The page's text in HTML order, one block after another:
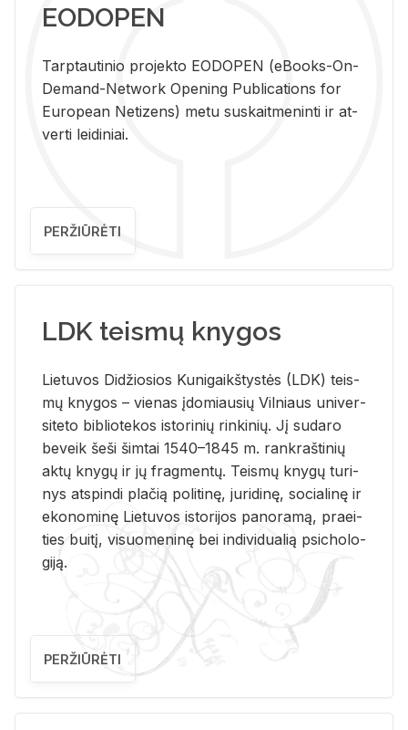
EODOPEN
Tarp­tau­ti­nio pro­jek­to EO­DO­PEN (eBo­oks-On-
De­mand-Ne­twork Ope­ning Pub­li­ca­tions for
Eu­ro­pe­an Ne­ti­zens) metu su­skait­me­nin­ti ir at­
ver­ti lei­di­niai.
PERŽIŪRĖTI
LDK teismų knygos
Lie­tu­vos Di­džio­sios Ku­ni­gaikš­tys­tės (LDK) teis­
mų kny­gos – vie­nas įdo­miau­sių Vil­niaus uni­ver­
si­te­to bi­b­lio­te­kos is­to­ri­nių rin­ki­nių. Jį su­da­ro
be­veik šeši šim­tai 1540–1845 m. rank­raš­ti­nių
aktų kny­gų ir jų frag­men­tų. Teis­mų kny­gų tu­ri­
nys at­spin­di pla­čią po­li­ti­nę, ju­ri­di­nę, so­cia­li­nę ir
eko­no­mi­nę Lie­tu­vos is­to­ri­jos pa­no­ra­mą, pra­ei­
ties bui­tį, vi­suo­me­ni­nę bei in­di­vi­dua­lią psi­cho­lo­
gi­ją.
PERŽIŪRĖTI